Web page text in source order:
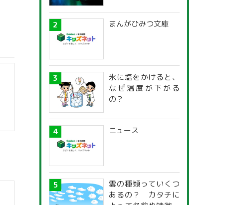
探究ガイド
まんがひみつ文庫
氷に塩をかけると、
なぜ温度が下がる
の？
ニュース
雲の種類っていくつ
あるの？ カタチに